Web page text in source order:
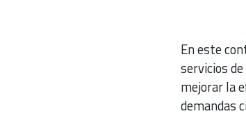
En este
servicios
mejorar la
demandas